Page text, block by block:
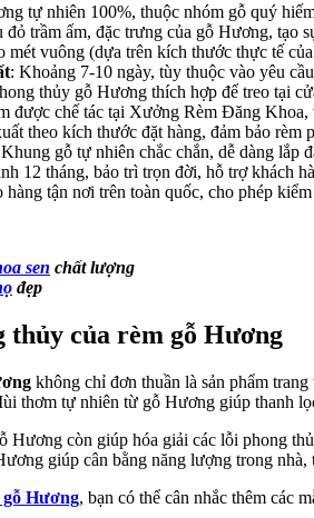
tự nhiên 100%, thuộc nhóm gỗ quý
đỏ trầm ấm, đặc trưng của gỗ Hương, tạo
mét vuông (dựa trên kích thước thực tế
: Khoảng 7-10 ngày, tùy thuộc vào yêu
thủy gỗ Hương thích hợp để treo tại
được chế tác tại Xưởng Rèm Đăng
theo kích thước đặt hàng, đảm bảo
gỗ tự nhiên chắc chắn, dễ dàng lắp
12 tháng, bảo trì trọn đời, hỗ trợ khách
hàng tận nơi trên toàn quốc, cho phép
sen chất lượng
đẹp
thủy của rèm gỗ Hương
không chỉ đơn thuần là sản phẩm
thơm tự nhiên từ gỗ Hương giúp thanh
Hương còn giúp hóa giải các lỗi phong
giúp cân bằng năng lượng trong
Hương, bạn có thể cân nhắc thêm các